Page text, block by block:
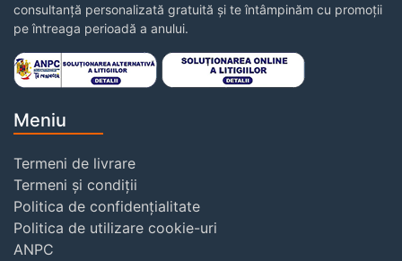
consultanță personalizată gratuită și te întâmpinăm cu promoții
pe întreaga perioadă a anului.
Meniu
Termeni de livrare
Termeni și condiții
Politica de confidențialitate
Politica de utilizare cookie-uri
ANPC